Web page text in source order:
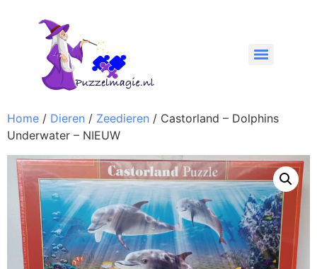
Home / Dieren / Zeedieren / Castorland – Dolphins
Underwater – NIEUW